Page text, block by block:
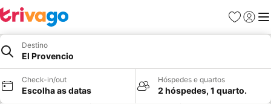
Favoritos
Iniciar
Destino
El Provencio
Check-in/out
Escolha as datas
Hóspedes e quartos
2 hóspedes, 1 quarto.